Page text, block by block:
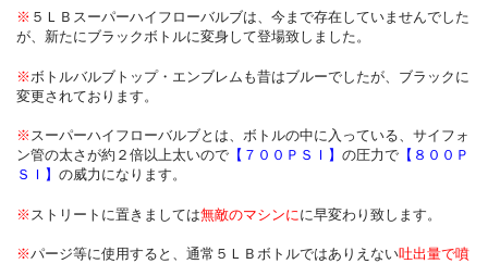
※ ５ＬＢスーパーハイフローバルブは、今まで存在していませんでした
が、新たにブラックボトルに変身して登場致しました。
※ ボトルバルブトップ・エンブレムも昔はブルーでしたが、ブラックに
変更されております。
※ スーパーハイフローバルブとは、ボトルの中に入っている、サイフォ
ン管の太さが約２倍以上太いので 【７００ＰＳＩ】 の圧力で 【８００Ｐ
ＳＩ】 の威力になります。
※ ストリートに置きましては無敵のマシンにに早変わり致します。
※パージ等に使用すると、通常５ＬＢボトルではありえない吐出量で噴